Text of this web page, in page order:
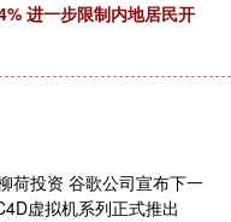
进一步限制内地居民开